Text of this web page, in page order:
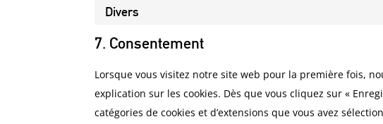
Divers
7. Consentement
Lorsque vous visitez notre site web pour la première fois,
explication sur les cookies. Dès que vous cliquez sur «
catégories de cookies et d’extensions que vous avez